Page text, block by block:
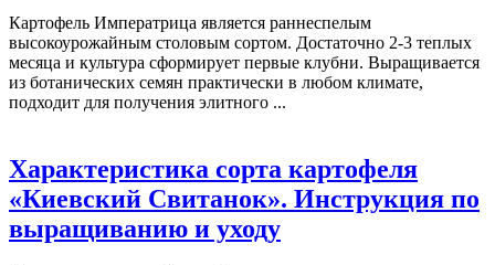
Картофель Императрица является раннеспелым
высокоурожайным столовым сортом. Достаточно 2-3 теплых
месяца и культура сформирует первые клубни. Выращивается
из ботанических семян практически в любом климате,
подходит для получения элитного ...
Характеристика сорта картофеля
«Киевский Свитанок». Инструкция по
выращиванию и уходу